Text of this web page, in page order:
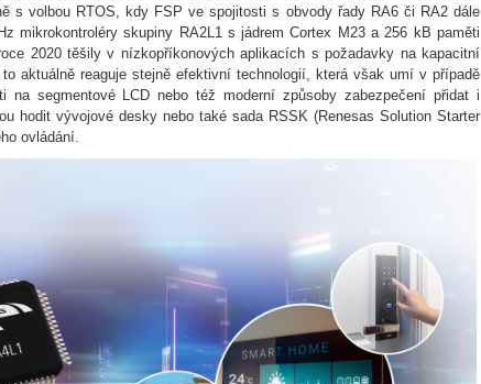
s volbou RTOS, kdy FSP ve spojitosti s obvody řady RA6 či RA2 dále
mikrokontroléry skupiny RA2L1 s jádrem Cortex M23 a 256 kB paměti
2020 těšily v nízkopříkonových aplikacích s požadavky na kapacitní
aktuálně reaguje stejně efektivní technologií, která však umí v případě
na segmentové LCD nebo též moderní způsoby zabezpečení přidat i
hodit vývojové desky nebo také sada RSSK (Renesas Solution Starter
ovládání.